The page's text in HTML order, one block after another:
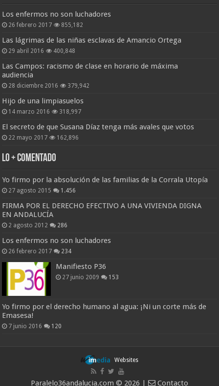
Los enfermos no son luchadores
26 febrero 2017 855,182
Las lágrimas de las niñas esclavas de Amancio Ortega
29 abril 2016 400,848
Las Campos: racismo de clase en horario de máxima
audiencia
28 diciembre 2016 379,942
Hijo de una limpiasuelos
14 marzo 2016 318,997
El secreto de que Susana Díaz tenga más avales que votos
22 mayo 2017 162,896
Lo + Comentado
Yo firmo por la absolución de las familias de la Corrala Utopía
27 agosto 2015 1.456
FIRMA POR EL DERECHO EFECTIVO A UNA VIVIENDA DIGNA
EN ANDALUCÍA
2 agosto 2012 286
Los enfermos no son luchadores
26 febrero 2017 234
Manifiesto P36
27 junio 2009 153
Yo firmo por el derecho humano al agua: ¡Ni un corte más de
Emasesa!
7 junio 2016 120
Websites
Paralelo36andalucia.com © 2026 | Contacto